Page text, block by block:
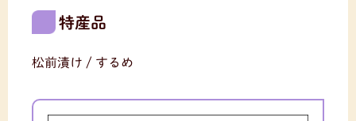
特産品
松前漬け / するめ